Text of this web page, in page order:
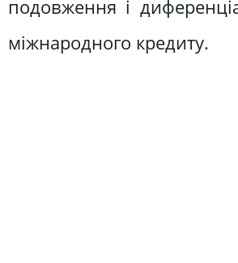
подовження і
міжнародного кредиту.